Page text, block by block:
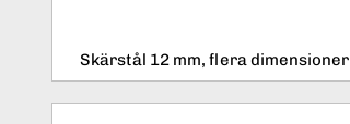
Skärstål 12 mm, flera dimensioner